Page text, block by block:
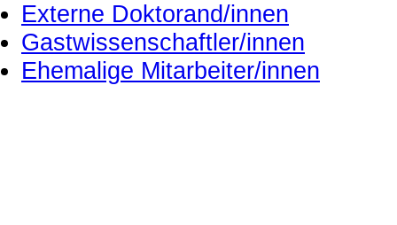
Externe Doktorand/innen
Gastwissenschaftler/innen
Ehemalige Mitarbeiter/innen